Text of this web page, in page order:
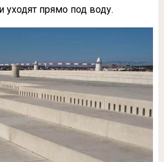
прямо под воду.